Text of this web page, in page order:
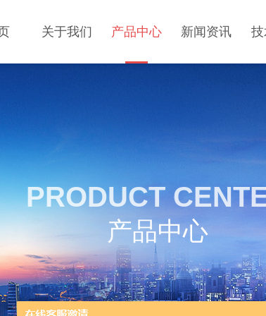
关于我们 产品中心 新闻资讯
PRODUCT
产品中心